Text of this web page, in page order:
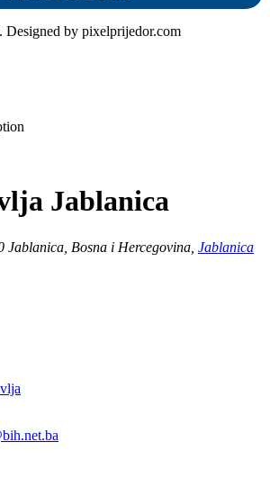
Designed by pixelprijedor.com
Jablanica
Jablanica, Bosna i Hercegovina, Jablanica